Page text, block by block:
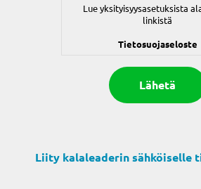
Lue yksityisyysasetuksista
linkistä
Tietosuojaseloste
Liity kalaleaderin sähköiselle